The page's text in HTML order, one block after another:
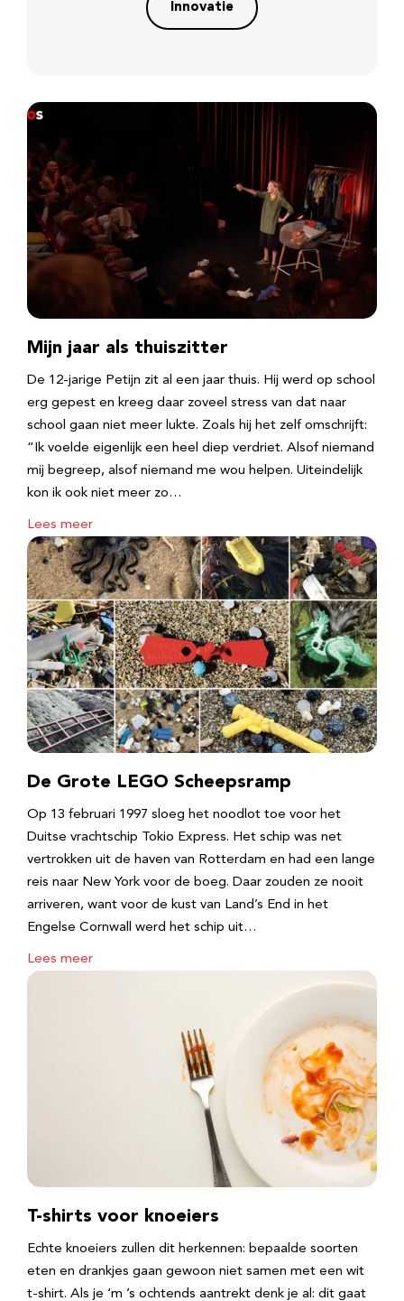
Innovatie
Mijn jaar als thuiszitter
De 12-jarige Petijn zit al een jaar thuis. Hij werd op school
erg gepest en kreeg daar zoveel stress van dat naar
school gaan niet meer lukte. Zoals hij het zelf omschrijft:
“Ik voelde eigenlijk een heel diep verdriet. Alsof niemand
mij begreep, alsof niemand me wou helpen. Uiteindelijk
kon ik ook niet meer zo…
Lees meer
De Grote LEGO Scheepsramp
Op 13 februari 1997 sloeg het noodlot toe voor het
Duitse vrachtschip Tokio Express. Het schip was net
vertrokken uit de haven van Rotterdam en had een lange
reis naar New York voor de boeg. Daar zouden ze nooit
arriveren, want voor de kust van Land’s End in het
Engelse Cornwall werd het schip uit…
Lees meer
T-shirts voor knoeiers
Echte knoeiers zullen dit herkennen: bepaalde soorten
eten en drankjes gaan gewoon niet samen met een wit
t-shirt. Als je ‘m ’s ochtends aantrekt denk je al: dit gaat